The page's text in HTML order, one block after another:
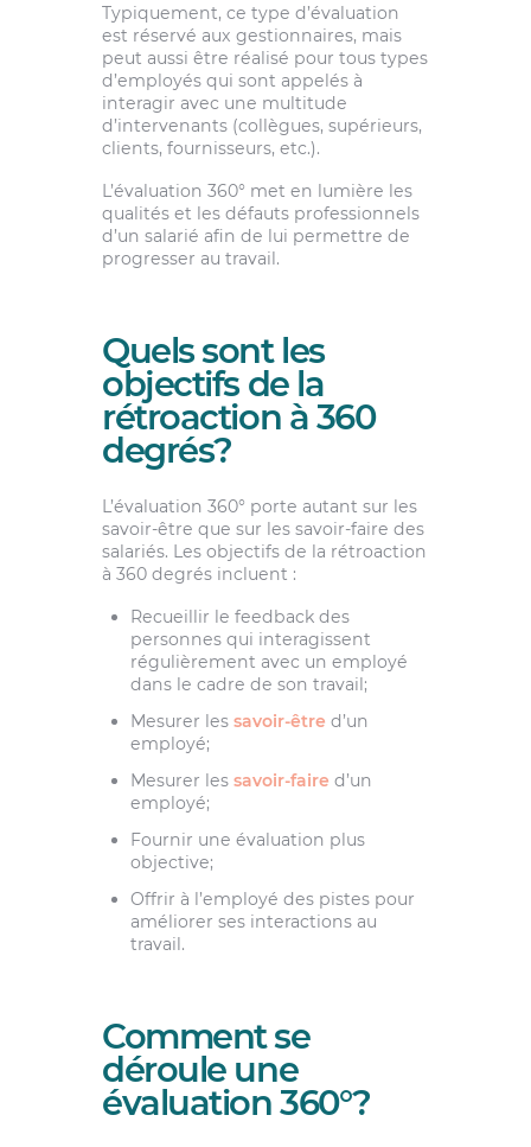
Typiquement, ce type d’évaluation
est réservé aux gestionnaires, mais
peut aussi être réalisé pour tous types
d’employés qui sont appelés à
interagir avec une multitude
d’intervenants (collègues, supérieurs,
clients, fournisseurs, etc.).
L’évaluation 360° met en lumière les
qualités et les défauts professionnels
d’un salarié afin de lui permettre de
progresser au travail.
Quels sont les
objectifs de la
rétroaction à 360
degrés?
L’évaluation 360° porte autant sur les
savoir-être que sur les savoir-faire des
salariés. Les objectifs de la rétroaction
à 360 degrés incluent :
Recueillir le feedback des
personnes qui interagissent
régulièrement avec un employé
dans le cadre de son travail;
Mesurer les savoir-être d’un
employé;
Mesurer les savoir-faire d’un
employé;
Fournir une évaluation plus
objective;
Offrir à l’employé des pistes pour
améliorer ses interactions au
travail.
Comment se
déroule une
évaluation 360°?